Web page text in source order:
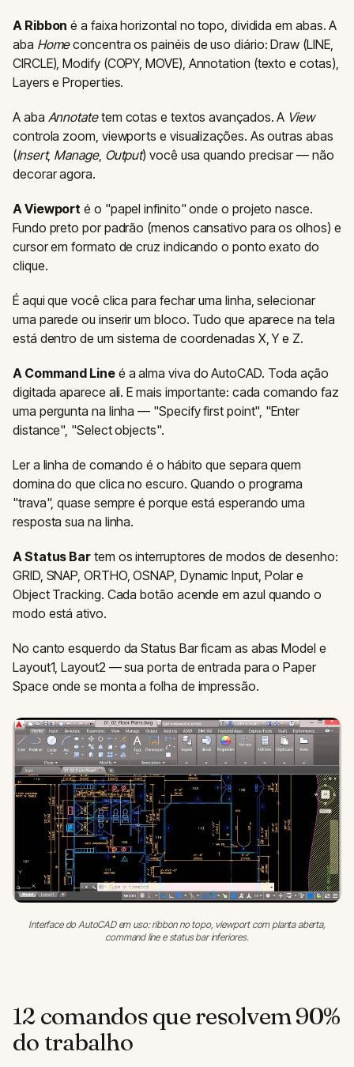
A Ribbon é a faixa horizontal no topo, dividida em abas. A
aba Homeconcentra os painéis de uso diário: Draw (LINE,
CIRCLE), Modify (COPY, MOVE), Annotation (texto e cotas),
Layers e Properties.
A aba Annotatetem cotas e textos avançados. A View
controla zoom, viewports e visualizações. As outras abas
(Insert, Manage, Output) você usa quando precisar — não
decorar agora.
A Viewport é o "papel infinito" onde o projeto nasce.
Fundo preto por padrão (menos cansativo para os olhos) e
cursor em formato de cruz indicando o ponto exato do
clique.
É aqui que você clica para fechar uma linha, selecionar
uma parede ou inserir um bloco. Tudo que aparece na tela
está dentro de um sistema de coordenadas X, Y e Z.
A Command Lineé a alma viva do AutoCAD. Toda ação
digitada aparece ali. E mais importante: cada comando faz
uma pergunta na linha — "Specify first point", "Enter
distance", "Select objects".
Ler a linha de comando é o hábito que separa quem
domina do que clica no escuro. Quando o programa
"trava", quase sempre é porque está esperando uma
resposta sua na linha.
A Status Bar tem os interruptores de modos de desenho:
GRID, SNAP, ORTHO, OSNAP, Dynamic Input, Polar e
Object Tracking. Cada botão acende em azul quando o
modo está ativo.
No canto esquerdo da Status Bar ficam as abas Model e
Layout1, Layout2 — sua porta de entrada para o Paper
Space onde se monta a folha de impressão.
Interface do AutoCAD em uso: ribbon no topo, viewport com planta aberta,
command line e status bar inferiores.
12 comandos que resolvem 90%
do trabalho